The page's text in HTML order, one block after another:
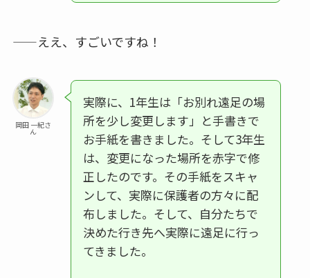
——ええ、すごいですね！
岡田 一紀さ
ん
実際に、1年生は「お別れ遠足の場
所を少し変更します」と手書きで
お手紙を書きました。そして3年生
は、変更になった場所を赤字で修
正したのです。その手紙をスキャ
ンして、実際に保護者の方々に配
布しました。そして、自分たちで
決めた行き先へ実際に遠足に行っ
てきました。